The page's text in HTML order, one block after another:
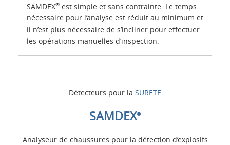
Détecteurs pour la SURETE
SAMDEX®
Analyseur de chaussures pour la détection d’explosifs
SAMDEX® est simple et sans contrainte. Le temps
nécessaire pour l’analyse est réduit au minimum et
il n’est plus nécessaire de s’incliner pour effectuer
les opérations manuelles d’inspection.